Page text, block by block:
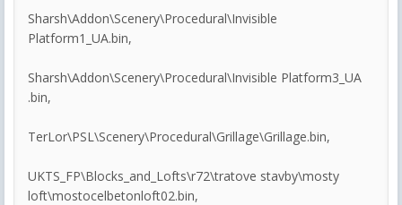
Sharsh\Addon\Scenery\Procedural\Invisible
Platform1_UA.bin,
Sharsh\Addon\Scenery\Procedural\Invisible Platform3_UA
.bin,
TerLor\PSL\Scenery\Procedural\Grillage\Grillage.bin,
UKTS_FP\Blocks_and_Lofts\r72\tratove stavby\mosty
loft\mostocelbetonloft02.bin,